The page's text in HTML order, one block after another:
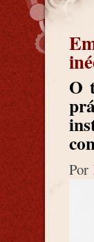
E
O
Por